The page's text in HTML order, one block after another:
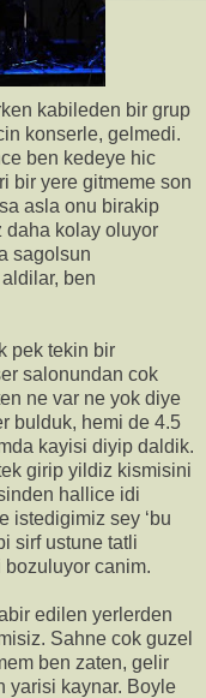
kabileden bir grup
konserle, gelmedi.
ben kedeye hic
bir yere gitmeme son
asla onu birakip
daha kolay oluyor
sagolsun
ben
pek tekin bir
salonundan cok
ne var ne yok diye
bulduk, hemi de 4.5
kayisi diyip daldik.
girip yildiz kismisini
hallice idi
istedigimiz sey ‘bu
sirf ustune tatli
canim.
edilen yerlerden
Sahne cok guzel
ben zaten, gelir
yarisi kaynar. Boyle